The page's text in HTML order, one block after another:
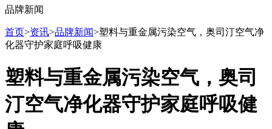
品牌新闻
首页>资讯>品牌新闻>塑料与重金属污染空气，奥司汀空气净
化器守护家庭呼吸健康
塑料与重金属污染空气，奥司
汀空气净化器守护家庭呼吸健